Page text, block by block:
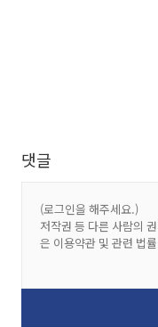
댓글